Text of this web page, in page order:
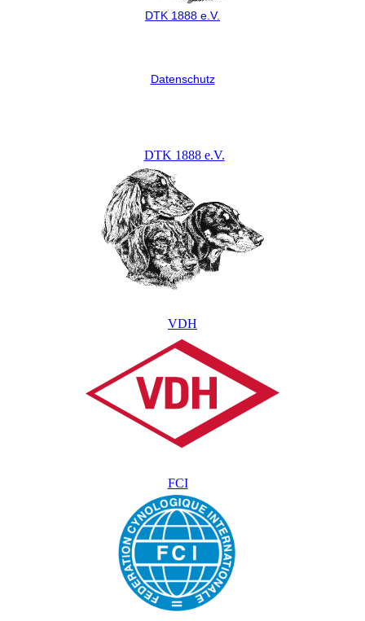
DTK 1888 e.V.
Datenschutz
DTK 1888 e.V.
VDH
FCI